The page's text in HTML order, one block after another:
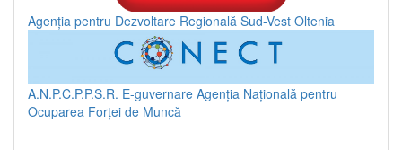
Agenția pentru Dezvoltare Regională Sud-Vest Oltenia
A.N.P.C.P.P.S.R. E-guvernare Agenția Națională pentru
Ocuparea Forței de Muncă